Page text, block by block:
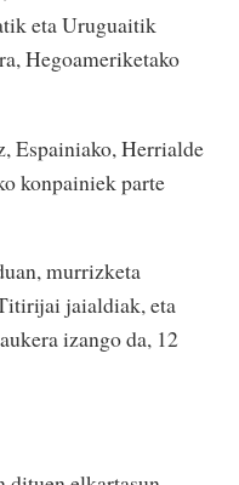
eta Uruguaitik
Hegoameriketako
Espainiako, Herrialde
konpainiek parte
murrizketa
jaialdiak, eta
izango da, 12